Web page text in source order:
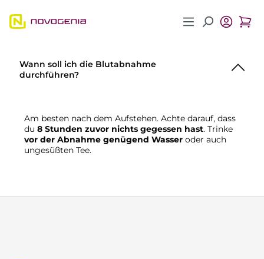
Zum Hauptinhalt springen
Wann soll ich die Blutabnahme
durchführen?
Am besten nach dem Aufstehen. Achte darauf, dass
du 8 Stunden zuvor nichts gegessen hast. Trinke
vor der Abnahme genügend Wasser oder auch
ungesüßten Tee.